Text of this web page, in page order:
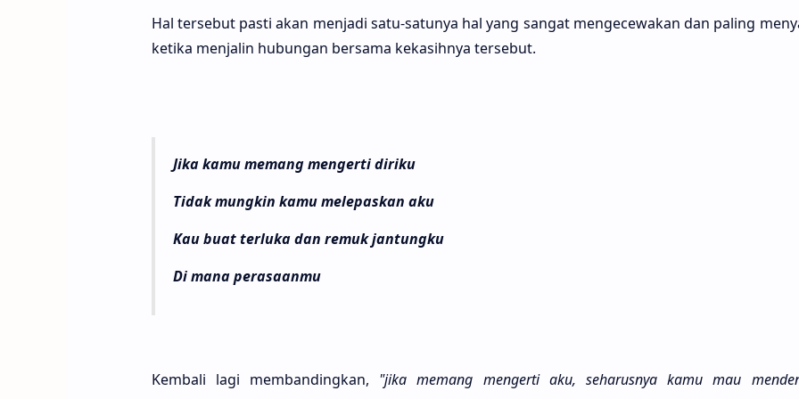
Hal terse­but pasti akan menja­di satu-satu­nya hal yang sangat mengecewa­kan dan paling
keti­ka menja­lin hubu­ngan bersa­ma kekasih­nya terse­but.
Jika kamu memang mengerti diriku
Tidak mungkin kamu melepaskan aku
Kau buat terluka dan remuk jantungku
Di mana perasaanmu
Kemba­li lagi membanding­kan, "jika memang menger­ti aku, seharus­nya kamu mau